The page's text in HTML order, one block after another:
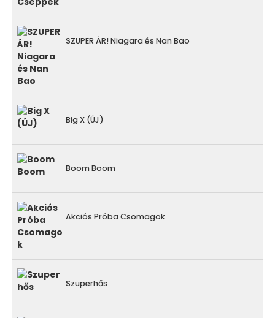
SZUPER ÁR! Niagara és Nan Bao
Big X (ÚJ)
Boom Boom
Akciós Próba Csomagok
Szuperhős